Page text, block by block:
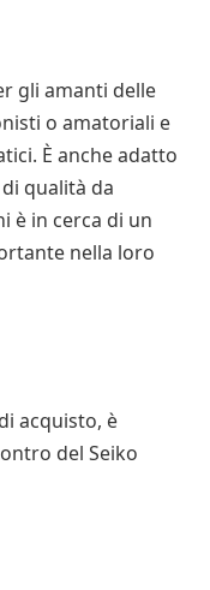
gli amanti delle
o amatoriali e
È anche adatto
qualità da
è in cerca di un
nella loro
acquisto, è
del Seiko